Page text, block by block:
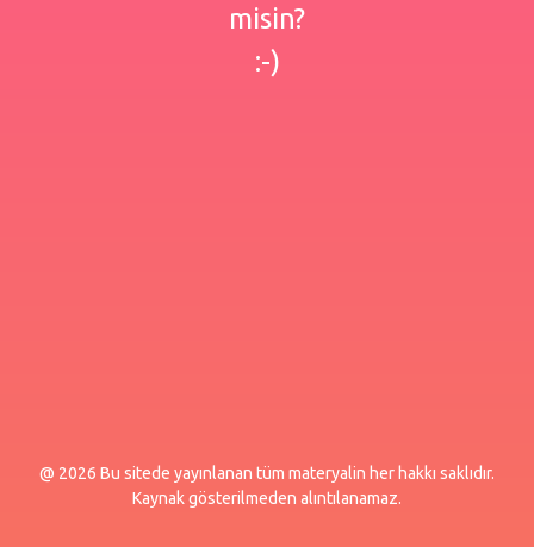
misin?
:-)
@ 2026 Bu sitede yayınlanan tüm materyalin her hakkı saklıdır.
Kaynak gösterilmeden alıntılanamaz.